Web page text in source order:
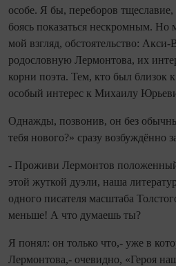
особе. Я бы, переборов тщеславие,
боясь показаться нескромным.
мой взгляд, обстоятельство:
родословную Лермонтова, их
корни поэта. Тем, кто был близок
особый интерес к Михаилу
Однажды, позвонив, он без
тебя нового?» сразу возбуждённо
- Проживи Лермонтов
этой жуткой дуэли, наша
одного писателя масштаба
меньше! А что думаешь ты?
Я понял: он только что,- уже в
Лермонтова,- очевидно, «Героя